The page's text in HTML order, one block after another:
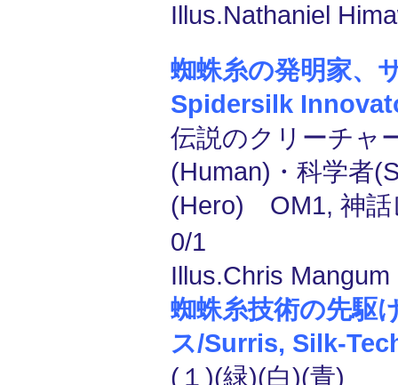
Illus.Nathaniel
蜘蛛糸の発明家、
Spidersilk
伝説のクリーチャ
(Human)・科学者
(Hero) OM1, 神話
0/1
Illus.Chris Mangum
蜘蛛糸技術の先駆
ス/Surris, Silk-
(１)(緑)(白)(青)